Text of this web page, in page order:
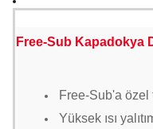
Free-Sub Kapadokya
Free-Sub'a özel
Yüksek ısı